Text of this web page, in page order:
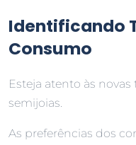
Identificando
Consumo
Esteja atento às
semijoias.
As preferências dos